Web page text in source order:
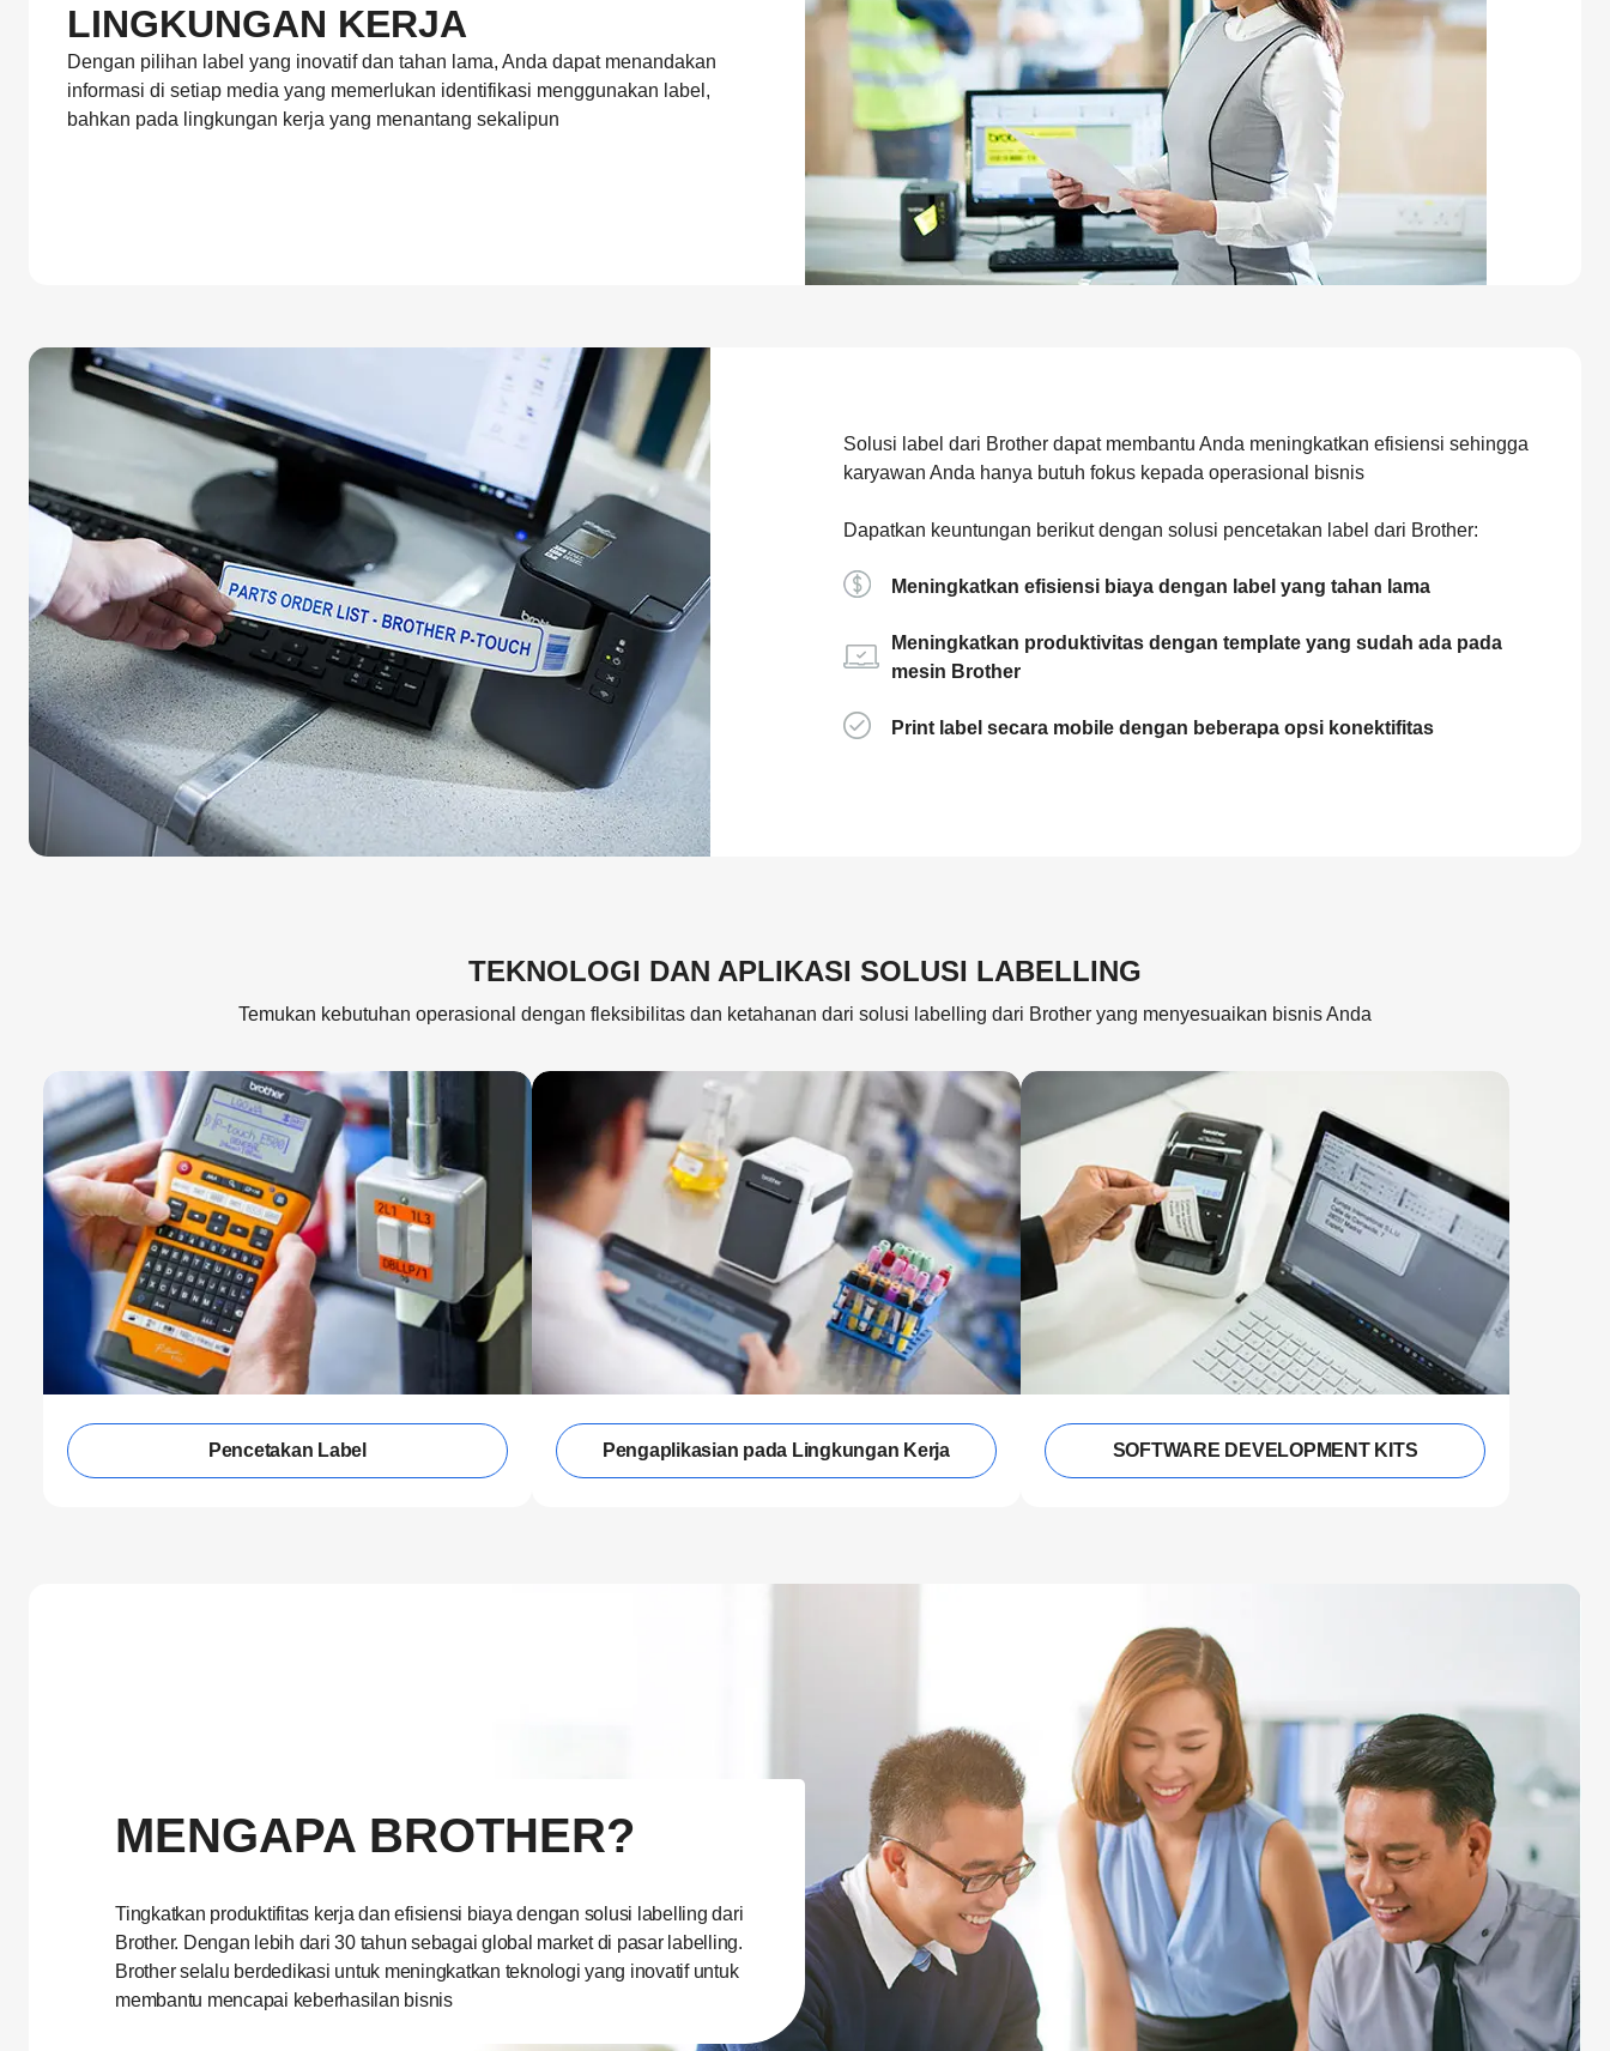
LINGKUNGAN KERJA
Dengan pilihan label yang inovatif dan tahan lama, Anda dapat menandakan
informasi di setiap media yang memerlukan identifikasi menggunakan label,
bahkan pada lingkungan kerja yang menantang sekalipun
Solusi label dari Brother dapat membantu Anda meningkatkan efisiensi sehingga
karyawan Anda hanya butuh fokus kepada operasional bisnis
Dapatkan keuntungan berikut dengan solusi pencetakan label dari Brother:
Meningkatkan efisiensi biaya dengan label yang tahan lama
Meningkatkan produktivitas dengan template yang sudah ada pada
mesin Brother
Print label secara mobile dengan beberapa opsi konektifitas
TEKNOLOGI DAN APLIKASI SOLUSI LABELLING
Temukan kebutuhan operasional dengan fleksibilitas dan ketahanan dari solusi labelling dari Brother yang menyesuaikan bisnis Anda
Pencetakan Label Pengaplikasian pada Lingkungan Kerja SOFTWARE DEVELOPMENT KITS
MENGAPA BROTHER?
Tingkatkan produktifitas kerja dan efisiensi biaya dengan solusi labelling dari
Brother. Dengan lebih dari 30 tahun sebagai global market di pasar labelling.
Brother selalu berdedikasi untuk meningkatkan teknologi yang inovatif untuk
membantu mencapai keberhasilan bisnis